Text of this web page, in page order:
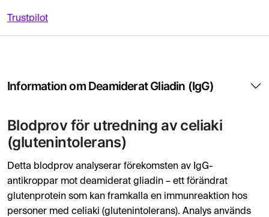
Trustpilot
Information om Deamiderat Gliadin (IgG)
Blodprov för utredning av celiaki
(glutenintolerans)
Detta blodprov analyserar förekomsten av IgG-
antikroppar mot deamiderat gliadin – ett förändrat
glutenprotein som kan framkalla en immunreaktion hos
personer med celiaki (glutenintolerans). Analys används